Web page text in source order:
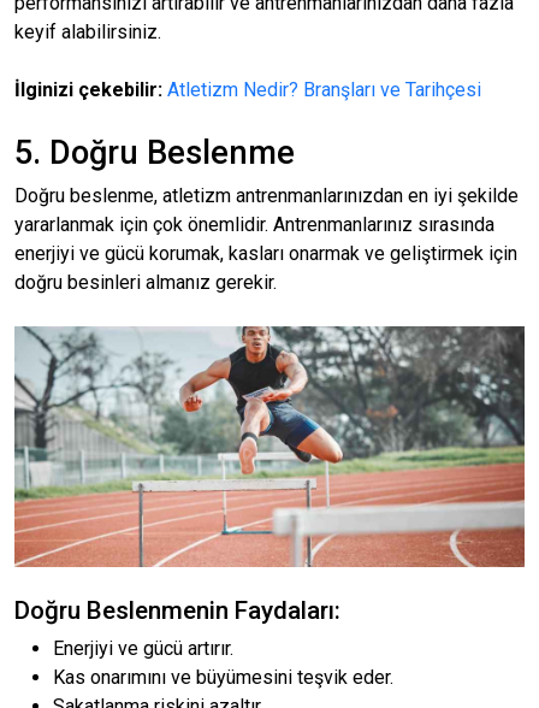
keyif alabilirsiniz.
İlginizi çekebilir: Atletizm Nedir? Branşları ve Tarihçesi
5. Doğru Beslenme
Doğru beslenme, atletizm antrenmanlarınızdan en iyi şekilde
yararlanmak için çok önemlidir. Antrenmanlarınız sırasında
enerjiyi ve gücü korumak, kasları onarmak ve geliştirmek için
doğru besinleri almanız gerekir.
Doğru Beslenmenin Faydaları:
Enerjiyi ve gücü artırır.
Kas onarımını ve büyümesini teşvik eder.